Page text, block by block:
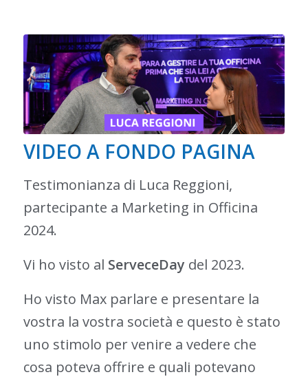
VIDEO A FONDO PAGINA
Testimonianza di Luca Reggioni,
partecipante a Marketing in Officina
2024.
Vi ho visto al ServeceDay del 2023.
Ho visto Max parlare e presentare la
vostra la vostra società e questo è stato
uno stimolo per venire a vedere che
cosa poteva offrire e quali potevano